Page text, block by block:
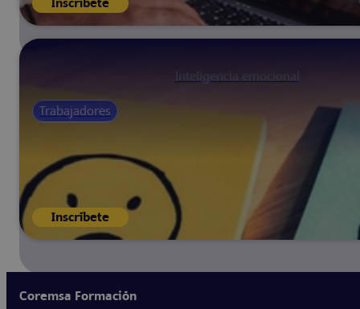
Inscríbete
Inteligencia emocional
Trabajadores
Inscríbete
Coremsa Formación